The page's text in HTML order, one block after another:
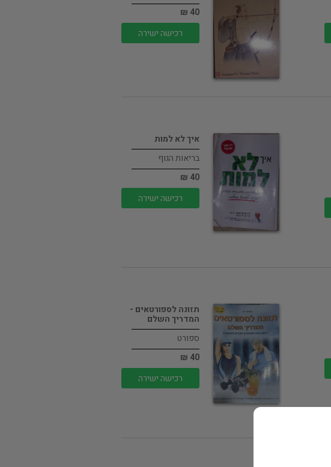
40 ₪
רכישה ישירה
איך לא למות
בריאות הגוף
40 ₪
רכישה ישירה
תזונה לספורטאים -
המדריך השלם
ספורט
40 ₪
רכישה ישירה